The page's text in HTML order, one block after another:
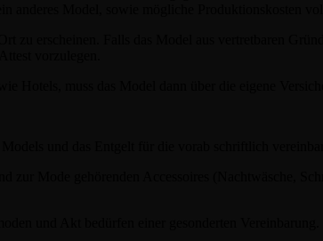
anderes Model, sowie mögliche Produktionskosten
zu erscheinen. Falls das Model aus vertretbaren
vorzulegen.
muss das Model dann über die eigene
und das Entgelt für die vorab schriftlich
Mode gehörenden Accessoires (Nachtwäsche,
und Akt bedürfen einer gesonderten Vereinbarung.